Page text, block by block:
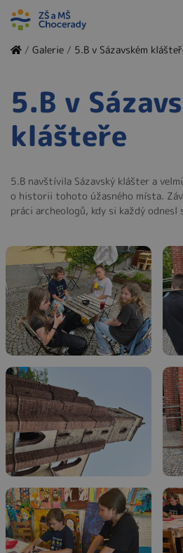
/ Galerie / 5.B v Sázavském
5.B v
klášteře
5.B navštívila Sázavský klášter a
o historii tohoto úžasného místa.
práci archeologů, kdy si každý